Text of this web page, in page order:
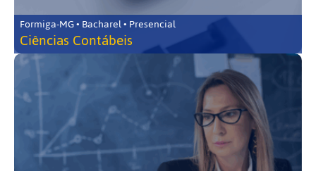
Formiga-MG • Bacharel • Presencial
Ciências Contábeis